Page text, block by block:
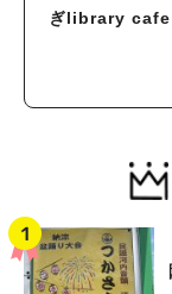
ぎlibrary cafe